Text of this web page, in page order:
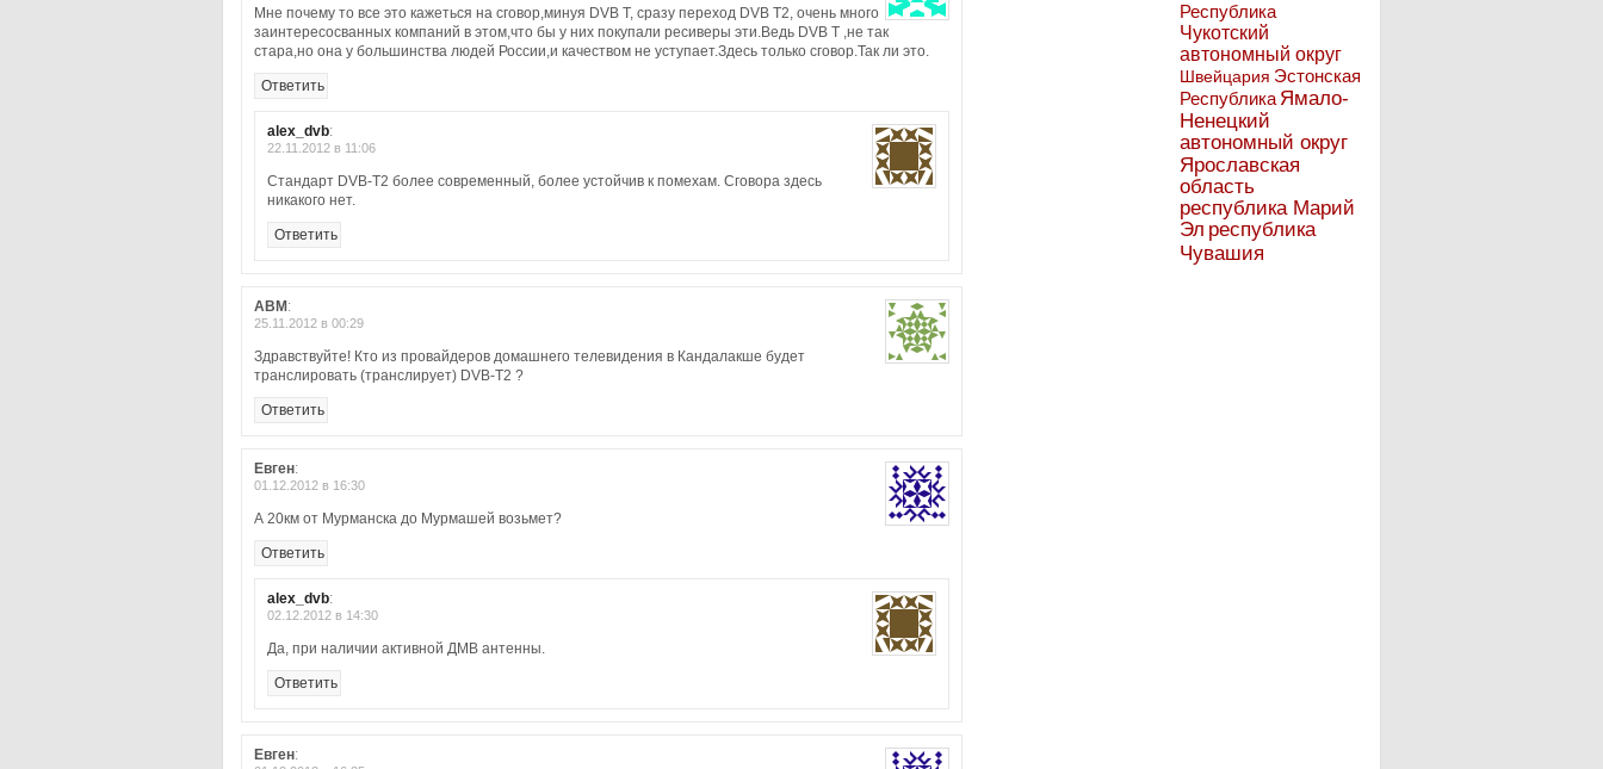
Мне почему то все это кажеться на сговор,минуя DVB T, сразу переход DVB T2, очень много
заинтересосванных компаний в этом,что бы у них покупали ресиверы эти.Ведь DVB T ,не так
стара,но она у большинства людей России,и качеством не уступает.Здесь только сговор.Так ли это.
Ответить
alex_dvb:
22.11.2012 в 11:06
Стандарт DVB-T2 более современный, более устойчив к помехам. Сговора здесь
никакого нет.
Ответить
ABM :
25.11.2012 в 00:29
Здравствуйте! Кто из провайдеров домашнего телевидения в Кандалакше будет
транслировать (транслирует) DVB-T2 ?
Ответить
Евген:
01.12.2012 в 16:30
А 20км от Мурманска до Мурмашей возьмет?
Ответить
alex_dvb:
02.12.2012 в 14:30
Да, при наличии активной ДМВ антенны.
Ответить
Евген:
Республика
Чукотский
автономный округ
Швейцария Эстонская
Республика Ямало-
Ненецкий
автономный округ
Ярославская
область
республика Марий
Эл республика
Чувашия